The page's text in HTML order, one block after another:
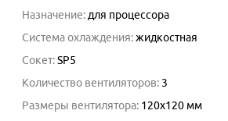
Назначение: для процессора
Система охлаждения:жидкостная
Сокет:SP5
Количество вентиляторов: 3
Размеры вентилятора: 120x120 мм